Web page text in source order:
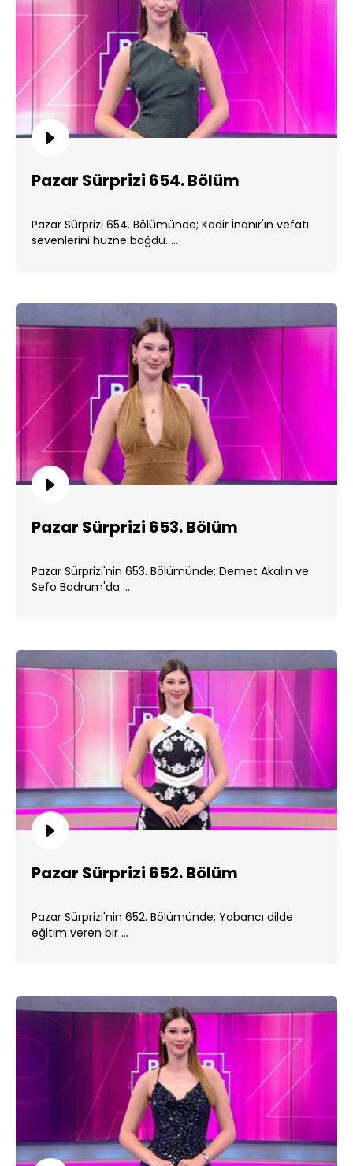
Pazar Sürprizi 654. Bölüm
Pazar Sürprizi 654. Bölümünde; Kadir İnanır'ın vefatı
sevenlerini hüzne boğdu. ...
Pazar Sürprizi 653. Bölüm
Pazar Sürprizi'nin 653. Bölümünde; Demet Akalın ve
Sefo Bodrum'da ...
Pazar Sürprizi 652. Bölüm
Pazar Sürprizi'nin 652. Bölümünde; Yabancı dilde
eğitim veren bir ...